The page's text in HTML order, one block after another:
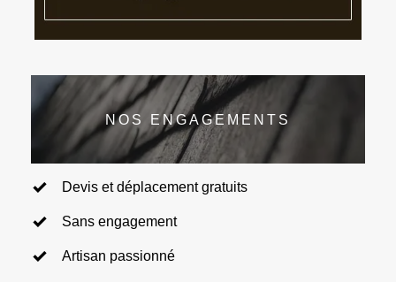
NOS ENGAGEMENTS
Devis et déplacement gratuits
Sans engagement
Artisan passionné